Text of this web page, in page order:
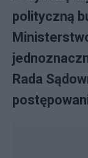
polityczną
Rada